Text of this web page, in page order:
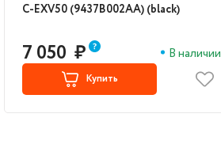
C-EXV50 (9437B002AA) (black)
7 050 ₽ В наличии
Купить